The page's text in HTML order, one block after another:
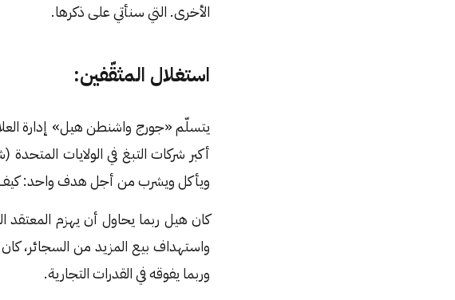
الأخرى. التي سنأتي على ذكرها.
استغلال المثقّفين:
أكبر شركات التبغ في الولايات
ويأكل ويشرب من أجل هدف واحد: كيف
كان هيل ربما يحاول أن يهزم المعتقد
واستهداف بيع المزيد من السجائر،
وربما يفوقه في القدرات التجارية.